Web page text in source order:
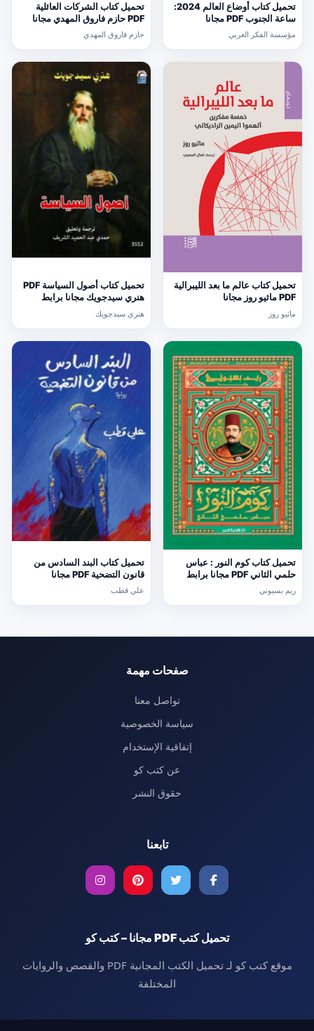
تحميل كتاب أوضاع العالم 2024:
ساعة الجنوب PDF مجانا
مؤسسة الفكر العربي
تحميل كتاب الشركات العائلية
PDF حازم فاروق المهدي مجانا
حازم فاروق المهدي
تحميل كتاب عالم ما بعد الليبرالية
PDF ماثيو روز مجانا
ماثيو روز
تحميل كتاب أصول السياسة PDF
هنري سيدجويك مجانا برابط
هنري سيدجويك
تحميل كتاب كوم النور : عباس
حلمي الثاني PDF مجانا برابط
ريم بسيوني
تحميل كتاب البند السادس من
قانون التضحية PDF مجانا
علي قطب
صفحات مهمة
تواصل معنا
سياسة الخصوصية
إتفاقية الإستخدام
عن كتب كو
حقوق النشر
تابعنا
تحميل كتب PDF مجانا – كتب كو
موقع كتب كو لـ تحميل الكتب المجانية PDF والقصص والروايات
المختلفة